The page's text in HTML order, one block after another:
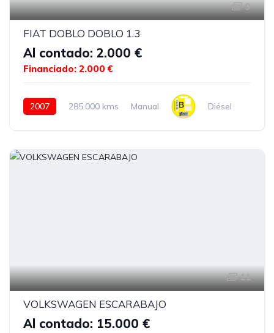
9
FIAT DOBLO DOBLO 1.3
Al contado: 2.000 €
Financiado: 2.000 €
2007 285.000 kms Manual Diésel
11
VOLKSWAGEN ESCARABAJO
Al contado: 15.000 €